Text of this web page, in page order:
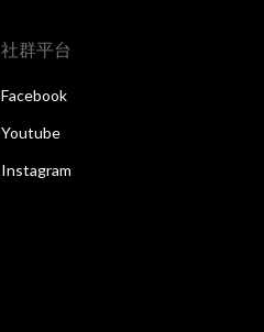
社群平台
Facebook
Youtube
Instagram